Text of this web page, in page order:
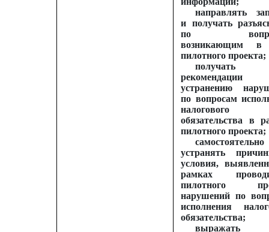
направлять
и получать
по
возникающим в
пилотного проекта;
получать
устранению
по вопросам
налогового
обязательства в
пилотного проекта;
самостоятельно
устранять
условия,
рамках
пилотного
нарушений по
исполнения
обязательства;
выражать